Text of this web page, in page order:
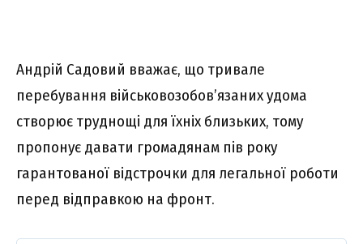
Андрій Садовий вважає, що тривале
перебування військовозобов’язаних удома
створює труднощі для їхніх близьких, тому
пропонує давати громадянам пів року
гарантованої відстрочки для легальної роботи
перед відправкою на фронт.